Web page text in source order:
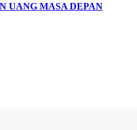
UANG MASA DEPAN